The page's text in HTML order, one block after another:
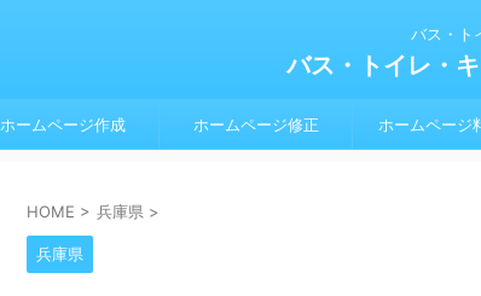
バス・ト
バス・トイレ・
ホームページ作成 ホームページ修正 ホームページ
HOME > 兵庫県 >
兵庫県